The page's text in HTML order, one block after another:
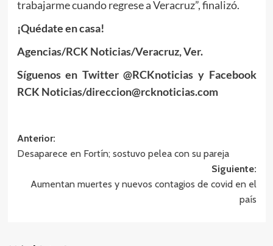
trabajarme cuando regrese a Veracruz”, finalizó.
¡Quédate en casa!
Agencias/RCK Noticias/Veracruz, Ver.
Síguenos en Twitter @RCKnoticias y Facebook
RCK Noticias/direccion@rcknoticias.com
Navegación
de
entradas
Anterior:
Desaparece en Fortín; sostuvo pelea con su pareja
Siguiente:
Aumentan muertes y nuevos contagios de covid en el
país